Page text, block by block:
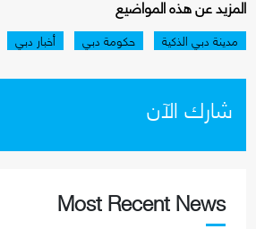
المزيد عن هذه المواضيع
مدينة دبي الذكية حكومة دبي أخبار دبي
شارك الآن
Most Recent News